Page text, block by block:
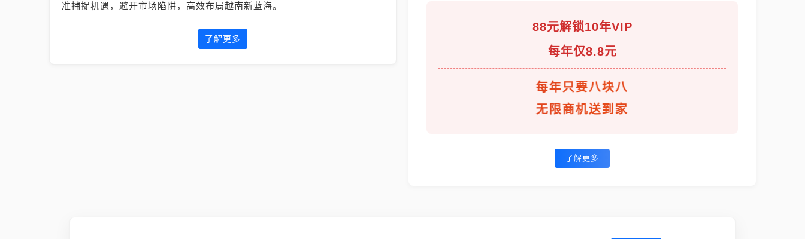
准捕捉机遇，避开市场陷阱，高效布局越南新蓝海。
了解更多
88元解锁10年VIP
每年仅8.8元
每年只要八块八
无限商机送到家
了解更多